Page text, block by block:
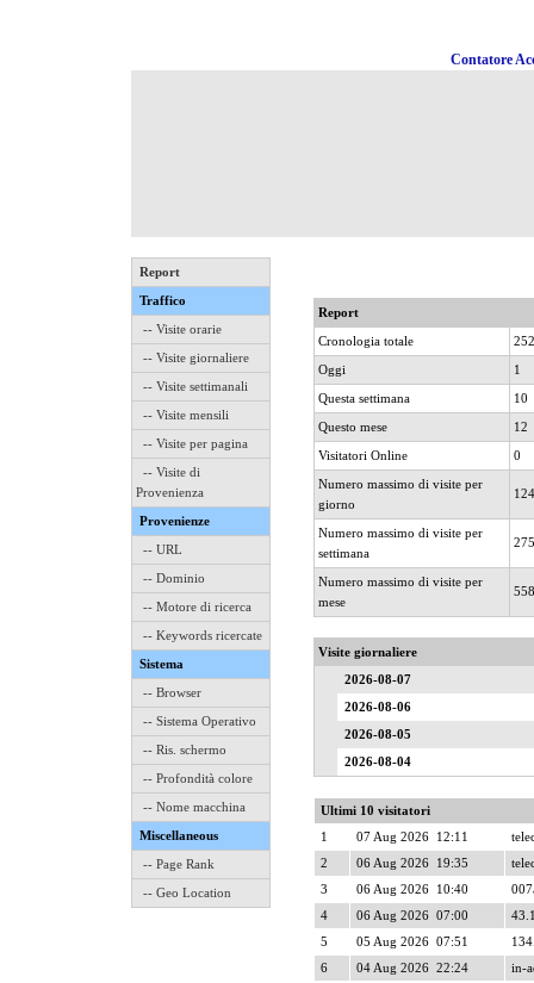
Contatore
Report
Traffico
-- Visite orarie
-- Visite giornaliere
-- Visite settimanali
-- Visite mensili
-- Visite per pagina
-- Visite di
Provenienza
Provenienze
-- URL
-- Dominio
-- Motore di ricerca
-- Keywords ricercate
Sistema
-- Browser
-- Sistema Operativo
-- Ris. schermo
-- Profondità colore
-- Nome macchina
Miscellaneous
-- Page Rank
-- Geo Location
Report
Cronologia totale
Oggi
1
Questa settimana
10
Questo mese
12
Visitatori Online
0
Numero massimo di visite per
giorno
Numero massimo di visite per
settimana
Numero massimo di visite per
mese
Visite giornaliere
2026-08-07
2026-08-06
2026-08-05
2026-08-04
Ultimi 10 visitatori
1
07 Aug 2026 12:11
2
06 Aug 2026 19:35
3
06 Aug 2026 10:40
4
06 Aug 2026 07:00
5
05 Aug 2026 07:51
6
04 Aug 2026 22:24
in-